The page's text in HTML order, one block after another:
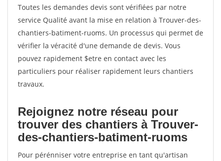
Toutes les demandes devis sont vérifiées par notre
service Qualité avant la mise en relation à Trouver-des-
chantiers-batiment-ruoms. Un processus qui permet de
vérifier la véracité d'une demande de devis. Vous
pouvez rapidement $etre en contact avec les
particuliers pour réaliser rapidement leurs chantiers
travaux.
Rejoignez notre réseau pour
trouver des chantiers à Trouver-
des-chantiers-batiment-ruoms
Pour pérénniser votre entreprise en tant qu'artisan